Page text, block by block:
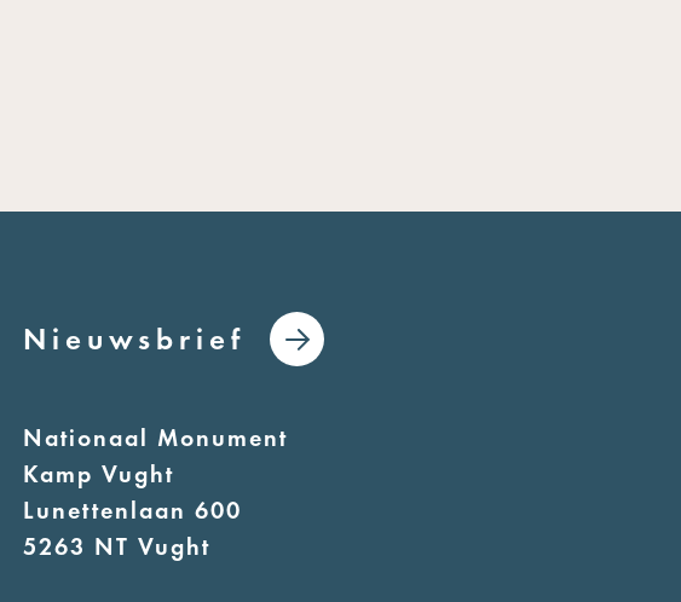
Nieuwsbrief
Nationaal Monument
Kamp Vught
Lunettenlaan 600
5263 NT Vught